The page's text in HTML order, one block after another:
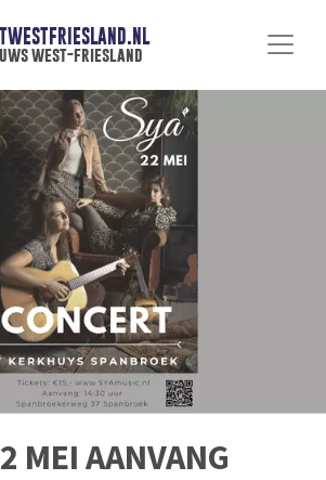
west-friesland
MEI AANVANG